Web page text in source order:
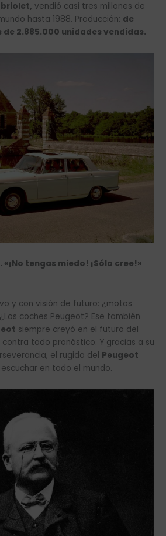
vendió casi tres millones de
hasta 1988. Producción: de
de 2.885.000 unidades vendidas.
tengas miedo! ¡Sólo cree!»
y con visión de futuro: ¿motos
coches Peugeot? Ese también
siempre creyó en el futuro del
todo pronóstico. Y gracias a su
el rugido del Peugeot
en todo el mundo.